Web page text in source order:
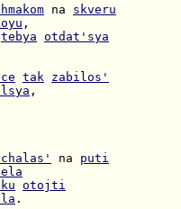
na skveru
tebya otdat'sya
tak zabilos'
na puti
otojti
.